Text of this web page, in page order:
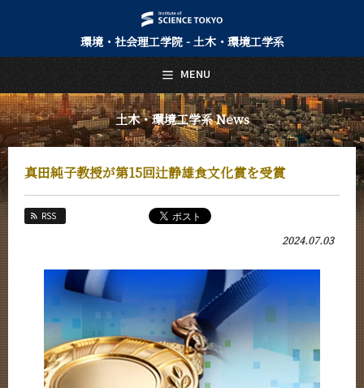
環境・社会理工学院 - 土木・環境工学系
土木・環境工学系 News
真田純子教授が第15回辻静雄食文化賞を受賞
RSS
2024.07.03
MENU
日本語 English
トップページ
Top Page
土木・環境工学系について
About Us
教育
Education
教員・研究室
未来
Future
入学案内
Admissions
土木・環境工学系 News
News